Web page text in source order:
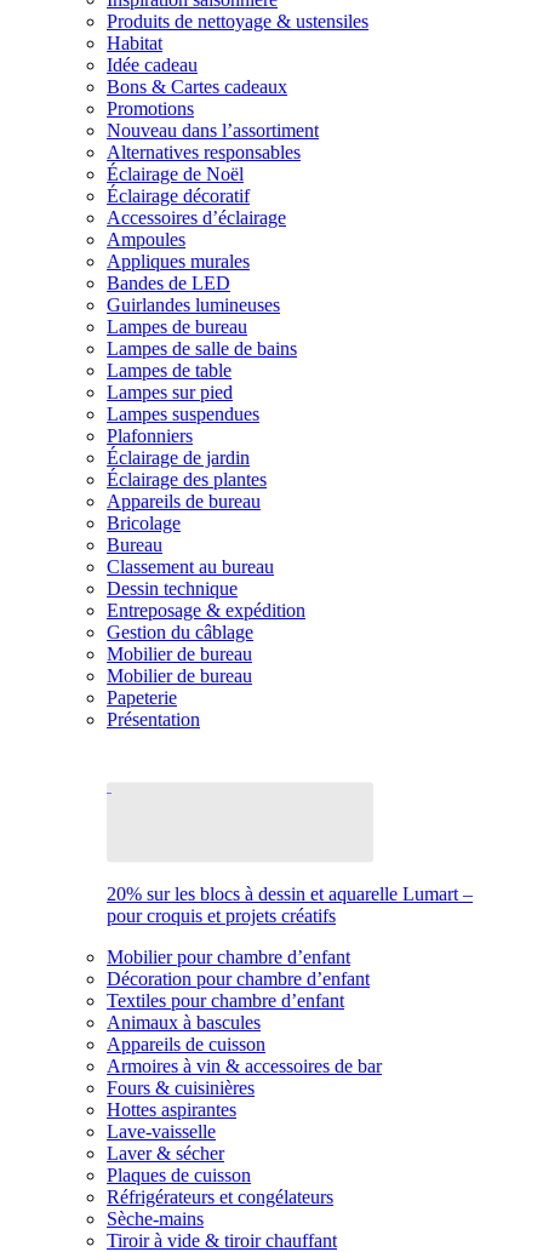
Produits de nettoyage & ustensiles
Habitat
Idée cadeau
Bons & Cartes cadeaux
Promotions
Nouveau dans l’assortiment
Alternatives responsables
Éclairage de Noël
Éclairage décoratif
Accessoires d’éclairage
Ampoules
Appliques murales
Bandes de LED
Guirlandes lumineuses
Lampes de bureau
Lampes de salle de bains
Lampes de table
Lampes sur pied
Lampes suspendues
Plafonniers
Éclairage de jardin
Éclairage des plantes
Appareils de bureau
Bricolage
Bureau
Classement au bureau
Dessin technique
Entreposage & expédition
Gestion du câblage
Mobilier de bureau
Mobilier de bureau
Papeterie
Présentation
20% sur les blocs à dessin et aquarelle Lumart –
pour croquis et projets créatifs
Mobilier pour chambre d’enfant
Décoration pour chambre d’enfant
Textiles pour chambre d’enfant
Animaux à bascules
Appareils de cuisson
Armoires à vin & accessoires de bar
Fours & cuisinières
Hottes aspirantes
Lave-vaisselle
Laver & sécher
Plaques de cuisson
Réfrigérateurs et congélateurs
Sèche-mains
Tiroir à vide & tiroir chauffant